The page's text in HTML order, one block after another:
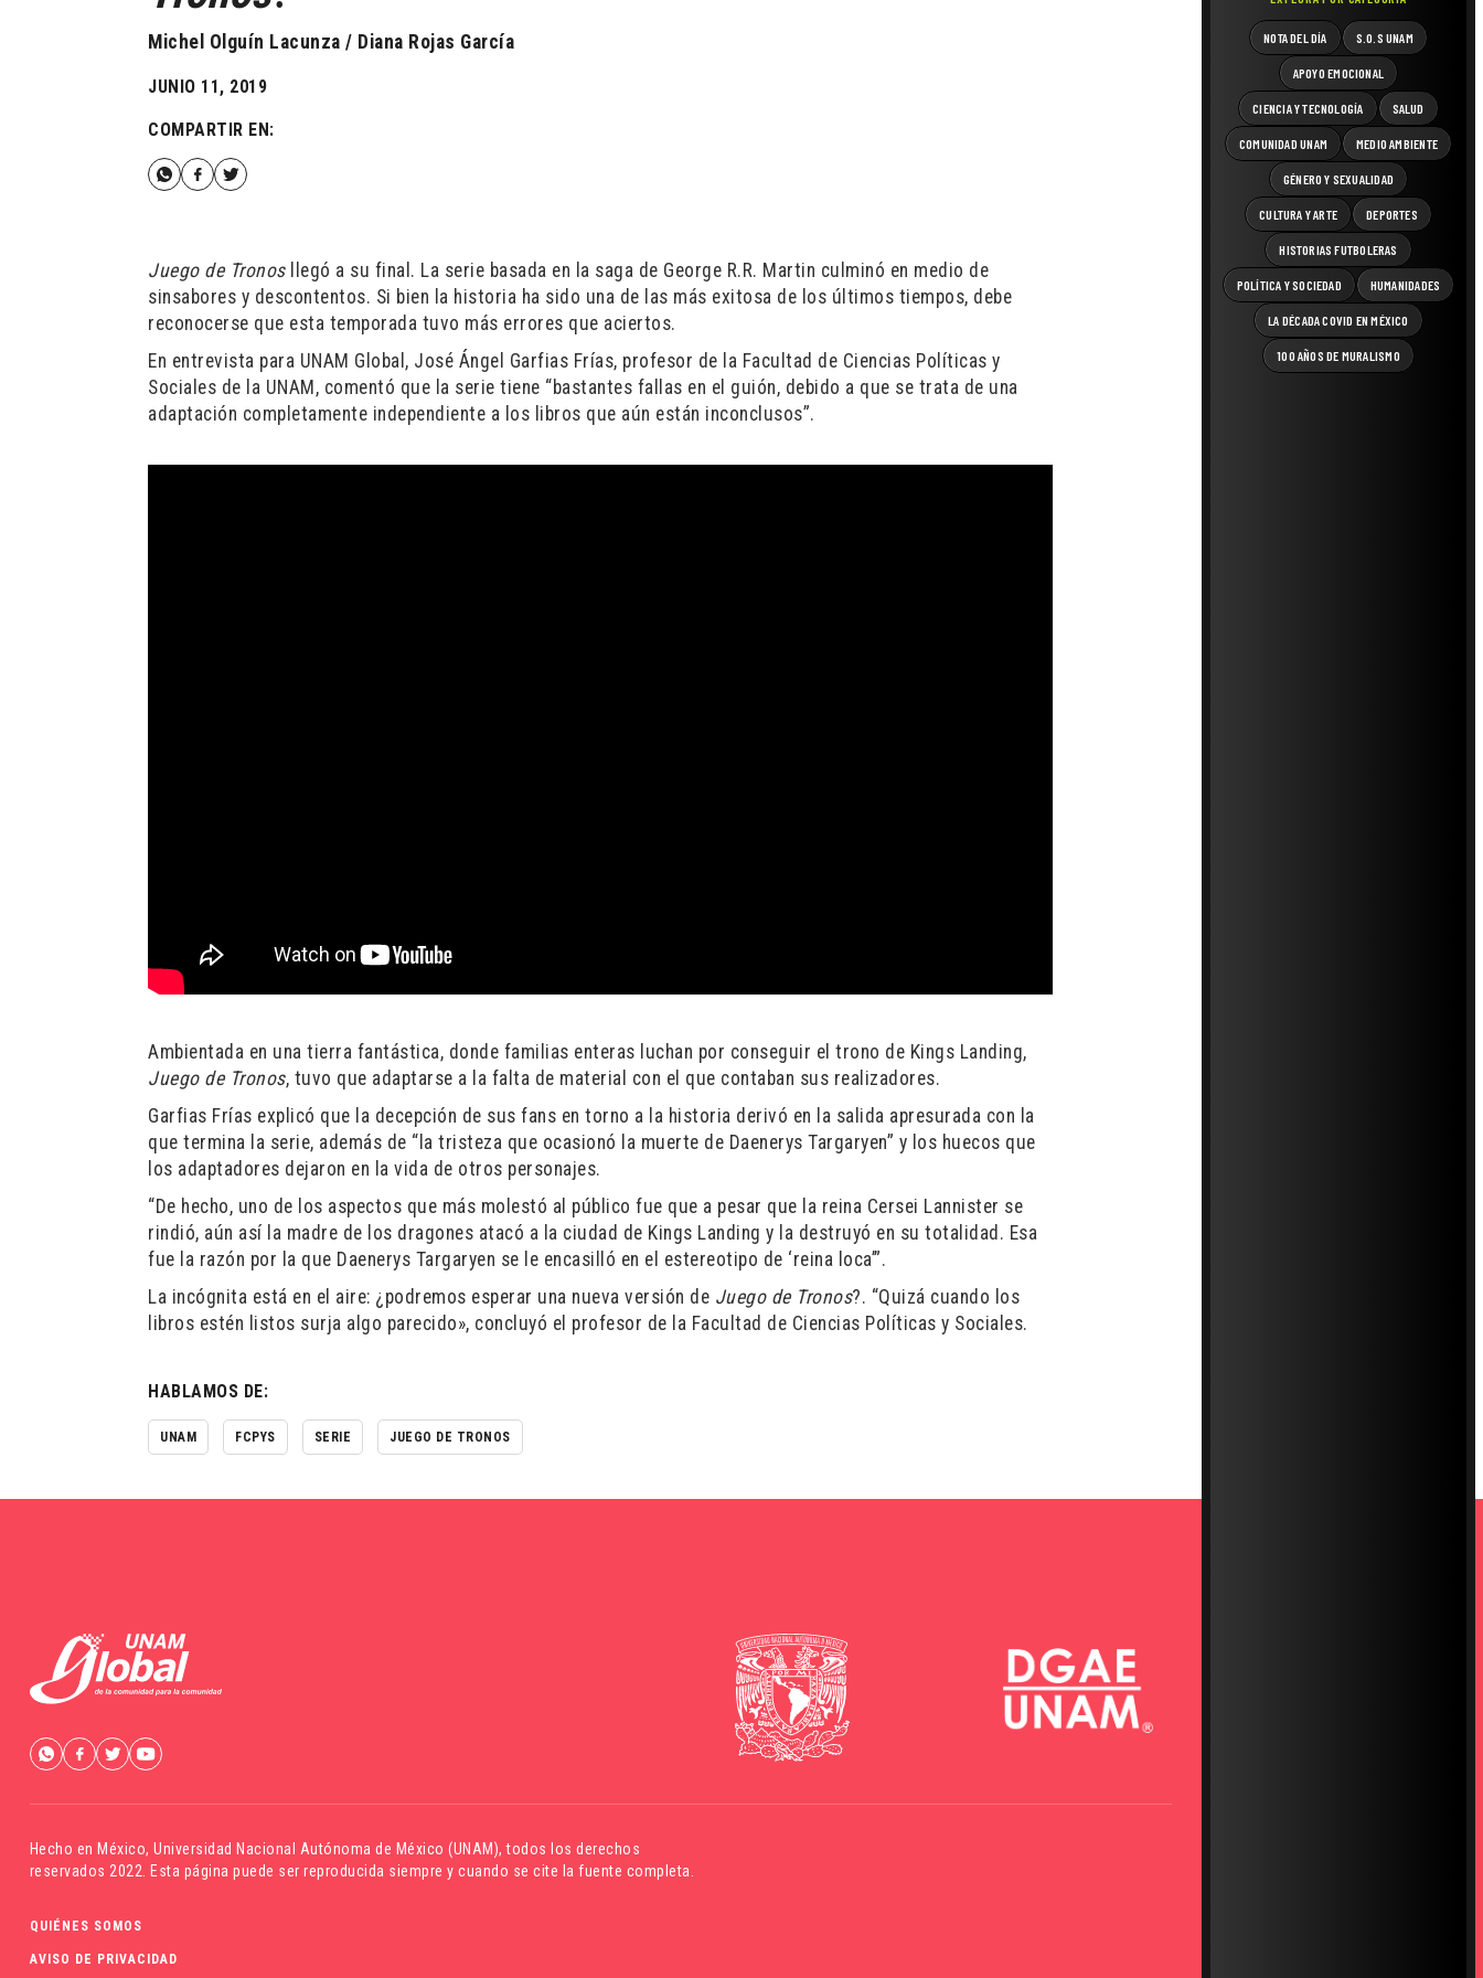
NOTA DEL DÍA S.O.S UNAM
APOYO EMOCIONAL
CIENCIA Y TECNOLOGÍA SALUD
COMUNIDAD UNAM MEDIO AMBIENTE
GÉNERO Y SEXUALIDAD
CULTURA Y ARTE DEPORTES
HISTORIAS FUTBOLERAS
POLÍTICA Y SOCIEDAD HUMANIDADES
LA DÉCADA COVID EN MÉXICO
100 AÑOS DE MURALISMO
Michel Olguín Lacunza / Diana Rojas García
JUNIO 11, 2019
COMPARTIR EN:
Juego de Tronosllegó a su final. La serie basada en la saga de George R.R. Martin culminó en medio de
sinsabores y descontentos. Si bien la historia ha sido una de las más exitosa de los últimos tiempos, debe
reconocerse que esta temporada tuvo más errores que aciertos.
En entrevista para UNAM Global, José Ángel Garfias Frías, profesor de la Facultad de Ciencias Políticas y
Sociales de la UNAM, comentó que la serie tiene “bastantes fallas en el guión, debido a que se trata de una
adaptación completamente independiente a los libros que aún están inconclusos”.
Ambientada en una tierra fantástica, donde familias enteras luchan por conseguir el trono de Kings Landing,
Juego de Tronos, tuvo que adaptarse a la falta de material con el que contaban sus realizadores.
Garfias Frías explicó que la decepción de sus fans en torno a la historia derivó en la salida apresurada con la
que termina la serie, además de “la tristeza que ocasionó la muerte de Daenerys Targaryen” y los huecos que
los adaptadores dejaron en la vida de otros personajes.
“De hecho, uno de los aspectos que más molestó al público fue que a pesar que la reina Cersei Lannister se
rindió, aún así la madre de los dragones atacó a la ciudad de Kings Landing y la destruyó en su totalidad. Esa
fue la razón por la que Daenerys Targaryen se le encasilló en el estereotipo de ‘reina loca’”.
La incógnita está en el aire: ¿podremos esperar una nueva versión de Juego de Tronos?. “Quizá cuando los
libros estén listos surja algo parecido», concluyó el profesor de la Facultad de Ciencias Políticas y Sociales.
HABLAMOS DE:
UNAM FCPYS SERIE JUEGO DE TRONOS
Hecho en México,Universidad Nacional Autónoma de México (UNAM), todos los derechos
reservados 2022. Esta página puede ser reproducida siempre y cuando se cite la fuente completa.
QUIÉNES SOMOS
AVISO DE PRIVACIDAD